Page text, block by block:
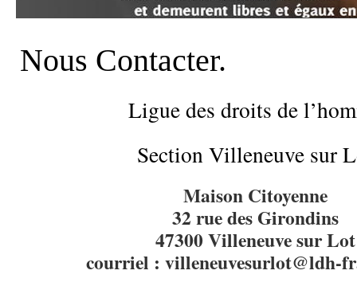
Nous Contacter.
Ligue des droits de
Section Villeneuve sur
Maison Citoyenne
32 rue des Girondins
47300 Villeneuve sur Lot
courriel : villeneuvesurlot@ldh-